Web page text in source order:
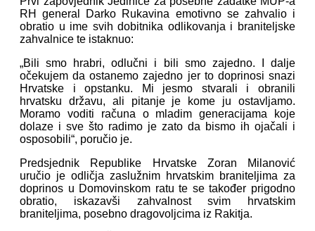
RH general Darko Rukavina emotivno se zahvalio i
obratio u ime svih dobitnika odlikovanja i braniteljske
zahvalnice te istaknuo:
„Bili smo hrabri, odlučni i bili smo zajedno. I dalje
očekujem da ostanemo zajedno jer to doprinosi snazi
Hrvatske i opstanku. Mi jesmo stvarali i obranili
hrvatsku državu, ali pitanje je kome ju ostavljamo.
Moramo voditi računa o mladim generacijama koje
dolaze i sve što radimo je zato da bismo ih ojačali i
osposobili“, poručio je.
Predsjednik Republike Hrvatske Zoran Milanović
uručio je odličja zaslužnim hrvatskim braniteljima za
doprinos u Domovinskom ratu te se također prigodno
obratio, iskazavši zahvalnost svim hrvatskim
braniteljima, posebno dragovoljcima iz Rakitja.